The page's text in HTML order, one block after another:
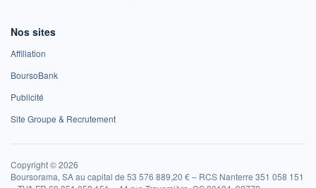
Nos sites
Affiliation
BoursoBank
Publicité
Site Groupe & Recrutement
Copyright © 2026
Boursorama, SA au capital de 53 576 889,20 € – RCS Nanterre 351 058 151